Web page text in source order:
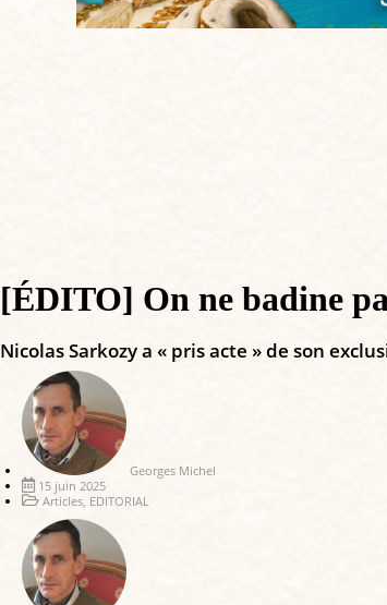
[ÉDITO] On ne badine
Nicolas Sarkozy a « pris acte » de son
Georges Michel
15 juin 2025
Articles, EDITORIAL